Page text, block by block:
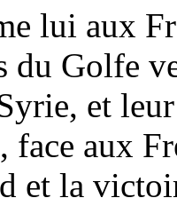
lui aux
du Golfe
et
aux
et la